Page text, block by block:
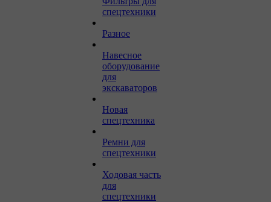
спецтехники
Разное
Навесное
оборудование
для
экскаваторов
Новая
спецтехника
Ремни для
спецтехники
Ходовая часть
для
спецтехники